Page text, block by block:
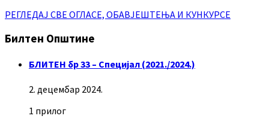
РЕГЛЕДАЈ СВЕ ОГЛАСЕ, ОБАВЈЕШТЕЊА И КУНКУРСЕ
Билтен Општине
БЛИТЕН бр 33 – Специјал (2021./2024.)
2. децембар 2024.
1 прилог